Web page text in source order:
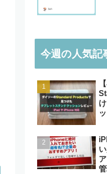
今週の人気記